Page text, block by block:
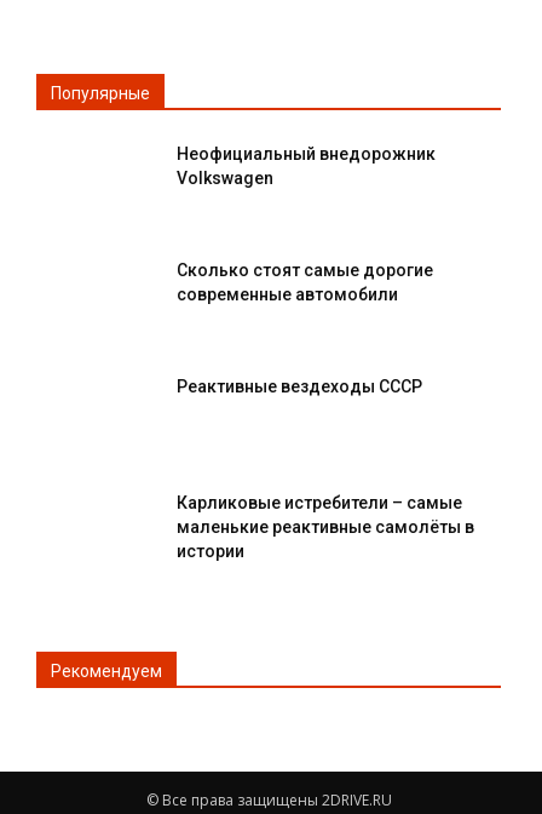
Популярные
Неофициальный внедорожник
Volkswagen
Сколько стоят самые дорогие
современные автомобили
Реактивные вездеходы СССР
Карликовые истребители – самые
маленькие реактивные самолёты в
истории
Рекомендуем
© Все права защищены 2DRIVE.RU